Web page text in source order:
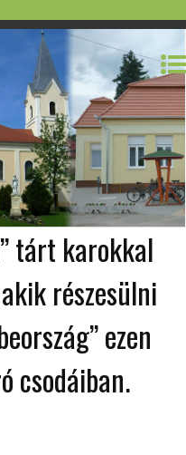
tárt karokkal
részesülni
ezen
csodáiban.